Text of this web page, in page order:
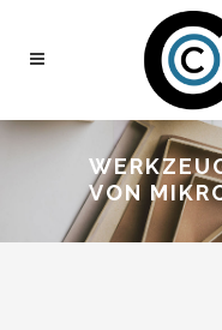
VON